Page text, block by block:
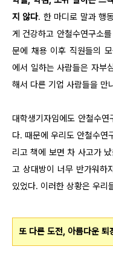
지 않다. 한 마디로 말과 행
게 건강하고 안철수연구소
문에 채용 이후 직원들의
에서 일하는 사람들은 자부
해서 다른 기업 사람들을 만
대학생기자임에도 안철수
다. 때문에 우리도 안철수연
리고 책에 보면 차 사고가
고 상대방이 너무 반가워하
있었다. 이러한 상황은 우리
또 다른 도전, 아름다운 퇴